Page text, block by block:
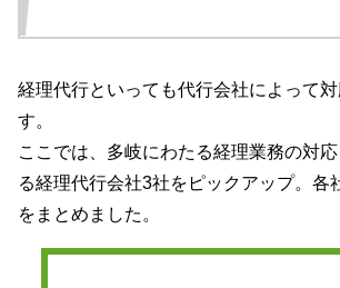
経理代行といっても代行会社によって
す。
ここでは、多岐にわたる経理業務の対
る経理代行会社3社をピックアップ。各
をまとめました。